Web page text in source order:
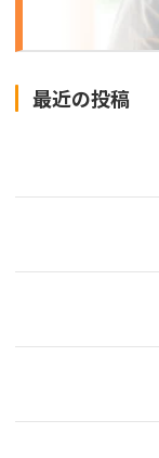
最近の投稿